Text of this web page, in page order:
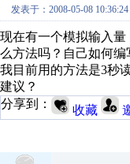
发表于：2008-05-08 10:36:24
现在有一个模拟输入
么方法吗？自己如何编
我目前用的方法是3秒
建议？
分享到：
收藏